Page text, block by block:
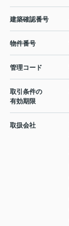
建築確認番号
物件番号
管理コード
取引条件の
有効期限
取扱会社